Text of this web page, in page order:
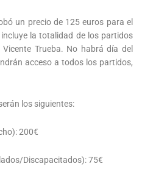
un precio de 125 euros para el
la totalidad de los partidos
Trueba. No habrá día del
acceso a todos los partidos,
los siguientes:
200€
Discapacitados): 75€